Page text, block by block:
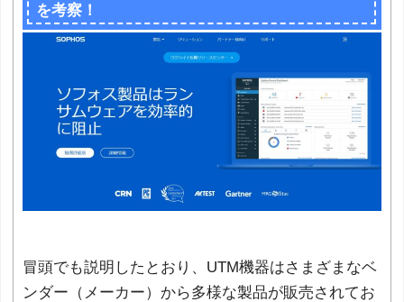
を考察！
冒頭でも説明したとおり、UTM機器はさまざまなベ
ンダー（メーカー）から多様な製品が販売されてお